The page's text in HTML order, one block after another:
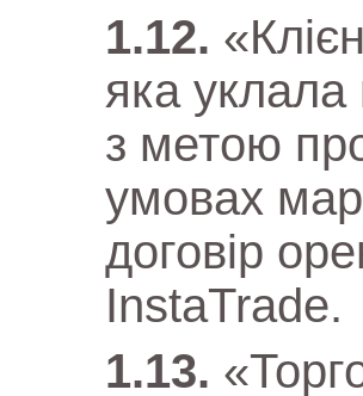
яка
з метою
умовах
договір
InstaTrade.